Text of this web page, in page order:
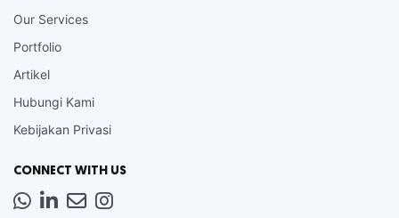
Our Services
Portfolio
Artikel
Hubungi Kami
Kebijakan Privasi
CONNECT WITH US
Whatsapp
LinkedIn
NewsInstagram